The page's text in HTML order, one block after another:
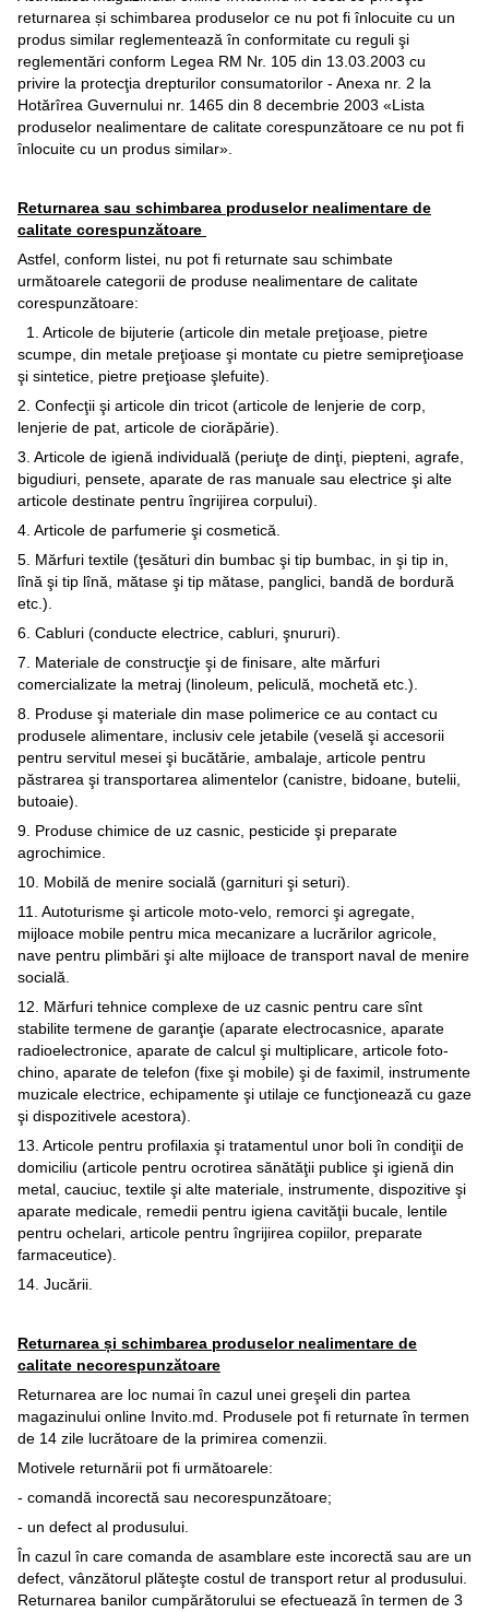
returnarea și schimbarea produselor ce nu pot fi înlocuite cu un
produs similar reglementează în conformitate cu reguli şi
reglementări conform Legea RM Nr. 105 din 13.03.2003 cu
privire la protecţia drepturilor consumatorilor - Anexa nr. 2 la
Hotărîrea Guvernului nr. 1465 din 8 decembrie 2003 «Lista
produselor nealimentare de calitate corespunzătoare ce nu pot fi
înlocuite cu un produs similar».
Returnarea sau schimbarea produselor nealimentare de
calitate corespunzătoare
Astfel, conform listei, nu pot fi returnate sau schimbate
următoarele categorii de produse nealimentare de calitate
corespunzătoare:
1. Articole de bijuterie (articole din metale preţioase, pietre
scumpe, din metale preţioase şi montate cu pietre semipreţioase
şi sintetice, pietre preţioase şlefuite).
2. Confecţii şi articole din tricot (articole de lenjerie de corp,
lenjerie de pat, articole de ciorăpărie).
3. Articole de igienă individuală (periuţe de dinţi, piepteni, agrafe,
bigudiuri, pensete, aparate de ras manuale sau electrice şi alte
articole destinate pentru îngrijirea corpului).
4. Articole de parfumerie şi cosmetică.
5. Mărfuri textile (ţesături din bumbac şi tip bumbac, in şi tip in,
lînă şi tip lînă, mătase şi tip mătase, panglici, bandă de bordură
etc.).
6. Cabluri (conducte electrice, cabluri, şnururi).
7. Materiale de construcţie şi de finisare, alte mărfuri
comercializate la metraj (linoleum, peliculă, mochetă etc.).
8. Produse şi materiale din mase polimerice ce au contact cu
produsele alimentare, inclusiv cele jetabile (veselă şi accesorii
pentru servitul mesei şi bucătărie, ambalaje, articole pentru
păstrarea şi transportarea alimentelor (canistre, bidoane, butelii,
butoaie).
9. Produse chimice de uz casnic, pesticide şi preparate
agrochimice.
10. Mobilă de menire socială (garnituri şi seturi).
11. Autoturisme şi articole moto-velo, remorci şi agregate,
mijloace mobile pentru mica mecanizare a lucrărilor agricole,
nave pentru plimbări şi alte mijloace de transport naval de menire
socială.
12. Mărfuri tehnice complexe de uz casnic pentru care sînt
stabilite termene de garanţie (aparate electrocasnice, aparate
radioelectronice, aparate de calcul şi multiplicare, articole foto-
chino, aparate de telefon (fixe şi mobile) şi de faximil, instrumente
muzicale electrice, echipamente şi utilaje ce funcţionează cu gaze
şi dispozitivele acestora).
13. Articole pentru profilaxia şi tratamentul unor boli în condiţii de
domiciliu (articole pentru ocrotirea sănătăţii publice şi igienă din
metal, cauciuc, textile şi alte materiale, instrumente, dispozitive şi
aparate medicale, remedii pentru igiena cavităţii bucale, lentile
pentru ochelari, articole pentru îngrijirea copiilor, preparate
farmaceutice).
14. Jucării.
Returnarea și schimbarea produselor nealimentare de
calitate necorespunzătoare
Returnarea are loc numai în cazul unei greşeli din partea
magazinului online Invito.md. Produsele pot fi returnate în termen
de 14 zile lucrătoare de la primirea comenzii.
Motivele returnării pot fi următoarele:
- comandă incorectă sau necorespunzătoare;
- un defect al produsului.
În cazul în care comanda de asamblare este incorectă sau are un
defect, vânzătorul plăteşte costul de transport retur al produsului.
Returnarea banilor cumpărătorului se efectuează în termen de 3